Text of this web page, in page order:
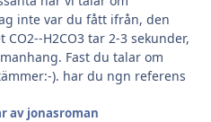
inte var du fått ifrån, den
H2CO3 tar 2-3 sekunder,
Fast du talar om
). har du ngn referens
av jonasroman